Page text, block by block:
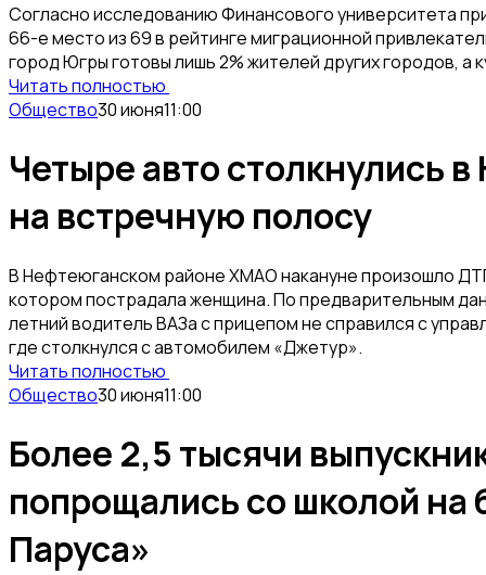
Согласно исследованию Финансового университета
66-е место из 69 в рейтинге миграционной
город Югры готовы лишь 2% жителей других городов, а
Читать полностью
Общество30 июня11:00
Четыре авто столкнулись
на встречную полосу
В Нефтеюганском районе ХМАО накануне произошло
котором пострадала женщина. По предварительным
летний водитель ВАЗа с прицепом не справился с
где столкнулся с автомобилем «Джетур».
Читать полностью
Общество30 июня11:00
Более 2,5 тысячи
попрощались со школой на
Паруса»